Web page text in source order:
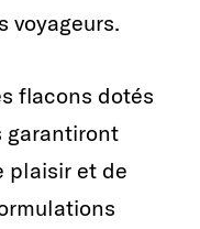
voyageurs.
flacons dotés
garantiront
plaisir et de